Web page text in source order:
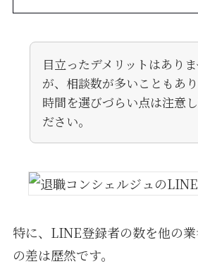
目立ったデメリットはあり
が、相談数が多いこともあ
時間を選びづらい点は注意
ださい。
特に、LINE登録者の数を他の
の差は歴然です。